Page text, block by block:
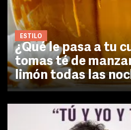
ESTILO
¿Qué le pasa a tu
tomas té de
limón todas las